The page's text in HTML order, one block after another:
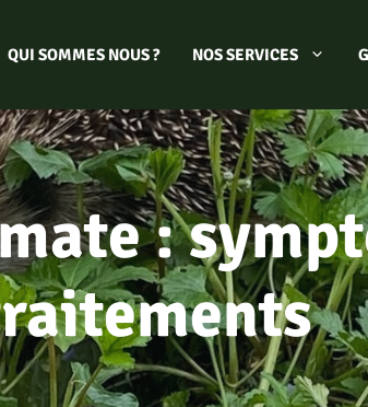
QUI SOMMES NOUS ? NOS SERVICES
: